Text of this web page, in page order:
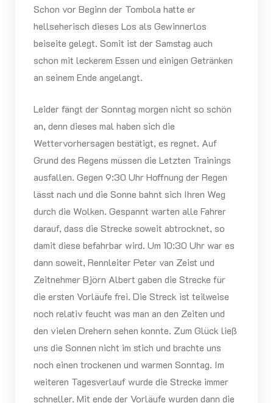
Schon vor Beginn der Tombola hatte er
hellseherisch dieses Los als Gewinnerlos
beiseite gelegt. Somit ist der Samstag auch
schon mit leckerem Essen und einigen Getränken
an seinem Ende angelangt.
Leider fängt der Sonntag morgen nicht so schön
an, denn dieses mal haben sich die
Wettervorhersagen bestätigt, es regnet. Auf
Grund des Regens müssen die Letzten Trainings
ausfallen. Gegen 9:30 Uhr Hoffnung der Regen
lässt nach und die Sonne bahnt sich Ihren Weg
durch die Wolken. Gespannt warten alle Fahrer
darauf, dass die Strecke soweit abtrocknet, so
damit diese befahrbar wird. Um 10:30 Uhr war es
dann soweit, Rennleiter Peter van Zeist und
Zeitnehmer Björn Albert gaben die Strecke für
die ersten Vorläufe frei. Die Streck ist teilweise
noch relativ feucht was man an den Zeiten und
den vielen Drehern sehen konnte. Zum Glück ließ
uns die Sonnen nicht im stich und brachte uns
noch einen trockenen und warmen Sonntag. Im
weiteren Tagesverlauf wurde die Strecke immer
schneller. Mit ende der Vorläufe wurden dann die